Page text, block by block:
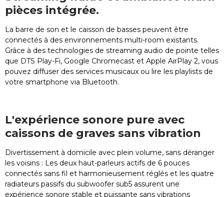
pièces intégrée.
La barre de son et le caisson de basses peuvent être
connectés à des environnements multi-room existants.
Grâce à des technologies de streaming audio de pointe telles
que DTS Play-Fi, Google Chromecast et Apple AirPlay 2, vous
pouvez diffuser des services musicaux ou lire les playlists de
votre smartphone via Bluetooth.
L'expérience sonore pure avec
caissons de graves sans vibration
Divertissement à domicile avec plein volume, sans déranger
les voisins : Les deux haut-parleurs actifs de 6 pouces
connectés sans fil et harmonieusement réglés et les quatre
radiateurs passifs du subwoofer sub5 assurent une
expérience sonore stable et puissante sans vibrations